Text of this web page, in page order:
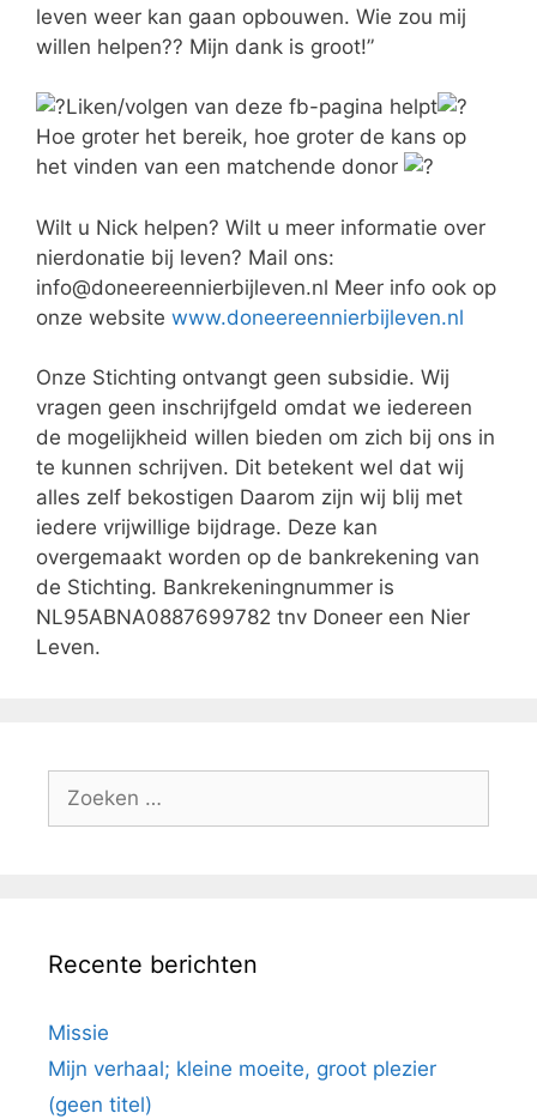
leven weer kan gaan opbouwen. Wie zou mij
willen helpen?? Mijn dank is groot!”
Liken/volgen van deze fb-pagina helpt
Hoe groter het bereik, hoe groter de kans op
het vinden van een matchende donor
Wilt u Nick helpen? Wilt u meer informatie over
nierdonatie bij leven? Mail ons:
info@doneereennierbijleven.nl Meer info ook op
onze website www.doneereennierbijleven.nl
Onze Stichting ontvangt geen subsidie. Wij
vragen geen inschrijfgeld omdat we iedereen
de mogelijkheid willen bieden om zich bij ons in
te kunnen schrijven. Dit betekent wel dat wij
alles zelf bekostigen Daarom zijn wij blij met
iedere vrijwillige bijdrage. Deze kan
overgemaakt worden op de bankrekening van
de Stichting. Bankrekeningnummer is
NL95ABNA0887699782 tnv Doneer een Nier
Leven.
Zoek
Recente berichten
Missie
Mijn verhaal; kleine moeite, groot plezier
(geen titel)